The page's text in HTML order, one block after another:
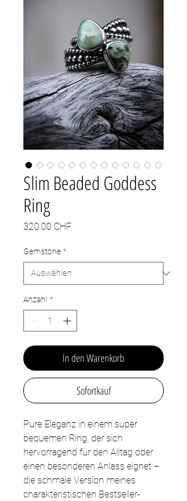
Slim Beaded Goddess
Ring
320,00 CHFPreis
Gemstone *
Anzahl *
In den Warenkorb
Sofortkauf
Pure Eleganz in einem super
bequemen Ring, der sich
hervorragend für den Alltag oder
einen besonderen Anlass eignet –
die schmale Version meines
charakteristischen Bestseller-